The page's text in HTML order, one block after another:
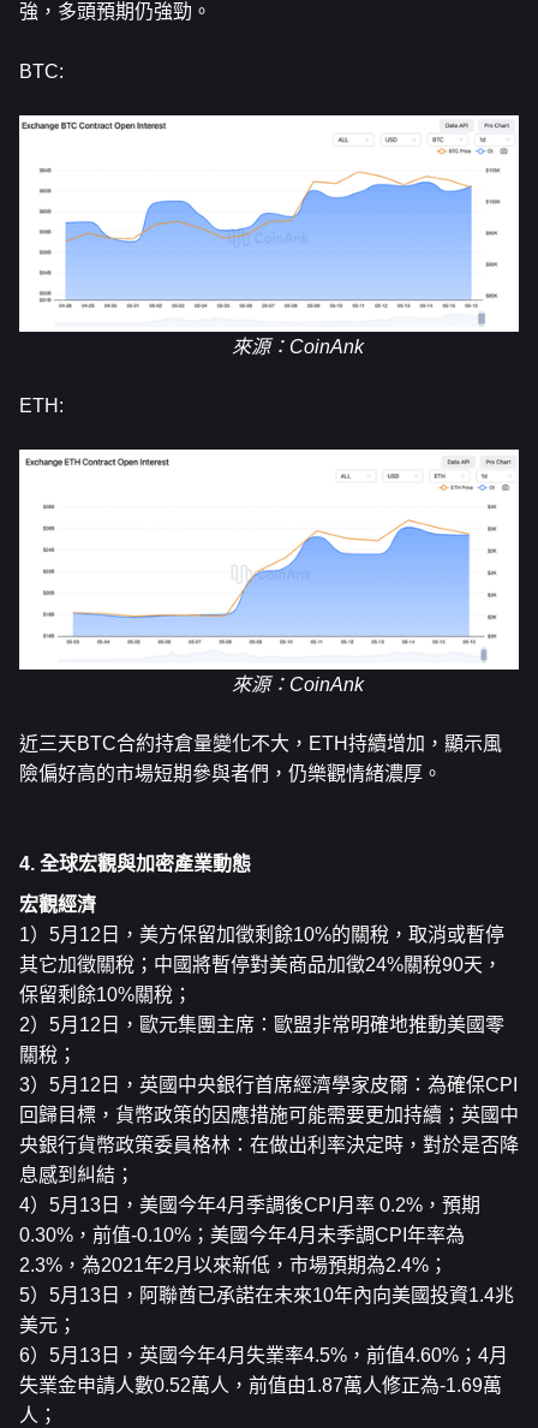
強，多頭預期仍強勁。
BTC:
來源：CoinAnk
ETH:
來源：CoinAnk
近三天BTC合約持倉量變化不大，ETH持續增加，顯示風
險偏好高的市場短期參與者們，仍樂觀情緒濃厚。
4. 全球宏觀與加密產業動態
宏觀經濟
1）5月12日，美方保留加徵剩餘10%的關稅，取消或暫停
其它加徵關稅；中國將暫停對美商品加徵24%關稅90天，
保留剩餘10%關稅；
2）5月12日，歐元集團主席：歐盟非常明確地推動美國零
關稅；
3）5月12日，英國中央銀行首席經濟學家皮爾：為確保CPI
回歸目標，貨幣政策的因應措施可能需要更加持續；英國中
央銀行貨幣政策委員格林：在做出利率決定時，對於是否降
息感到糾結；
4）5月13日，美國今年4月季調後CPI月率 0.2%，預期
0.30%，前值-0.10%；美國今年4月未季調CPI年率為
2.3%，為2021年2月以來新低，市場預期為2.4%；
5）5月13日，阿聯酋已承諾在未來10年內向美國投資1.4兆
美元；
6）5月13日，英國今年4月失業率4.5%，前值4.60%；4月
失業金申請人數0.52萬人，前值由1.87萬人修正為-1.69萬
人；